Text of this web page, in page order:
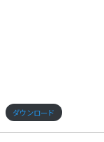
ダウンロード